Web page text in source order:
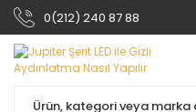
0(212) 240 87 88